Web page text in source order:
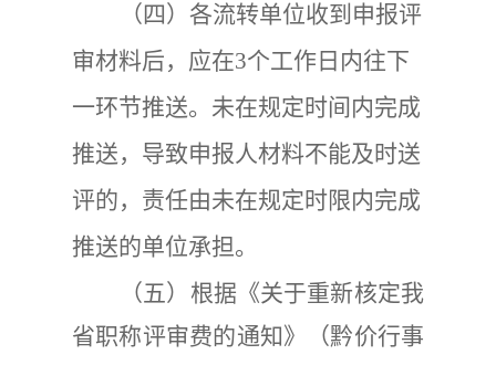
（四）各流转单位收到申报评
审材料后，应在3个工作日内往下
一环节推送。未在规定时间内完成
推送，导致申报人材料不能及时送
评的，责任由未在规定时限内完成
推送的单位承担。
（五） 根据《关于重新核定我
省职称评审费的通知》（黔价行事